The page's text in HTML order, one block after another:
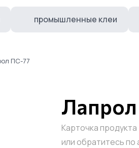
промышленные клеи
ПС-77
Карточка
или обратитесь по